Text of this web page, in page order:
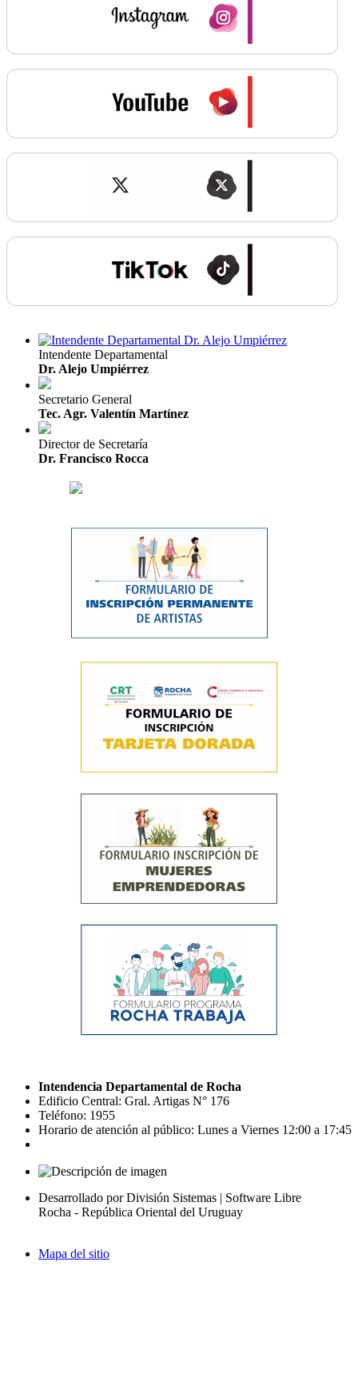
Intendente Departamental
Dr. Alejo Umpiérrez
Secretario General
Tec. Agr. Valentín Martínez
Director de Secretaría
Dr. Francisco Rocca
Intendencia Departamental de Rocha
Edificio Central: Gral. Artigas N° 176
Teléfono: 1955
Horario de atención al público: Lunes a Viernes 12:00 a 17:45
Desarrollado por División Sistemas | Software Libre
Rocha - República Oriental del Uruguay
Mapa del sitio